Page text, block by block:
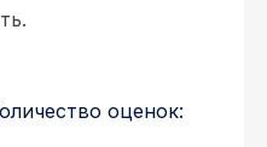
оценок: